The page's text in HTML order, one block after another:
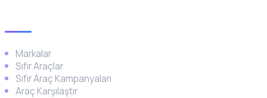
Markalar
Sıfır Araçlar
Sıfır Araç Kampanyaları
Araç Karşılaştır